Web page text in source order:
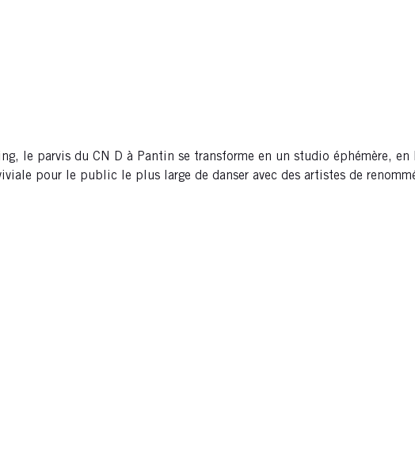
le parvis du CN D à Pantin se transforme en un studio éphémère,
pour le public le plus large de danser avec des artistes de